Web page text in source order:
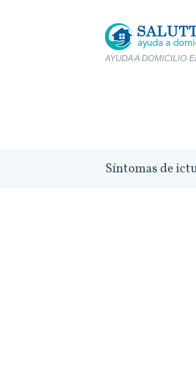
AYUDA A DOMICILIO
Síntomas de